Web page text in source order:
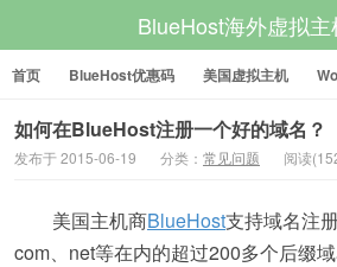
BlueHost海外虚拟
首页 BlueHost优惠码 美国虚拟主机
美国VPS 美国服务器
如何在BlueHost注册一个好的域名？
发布于 2015-06-19 分类： 常见问题 阅读
美国主机商BlueHost支持域名注
com、net等在内的超过200多个后缀